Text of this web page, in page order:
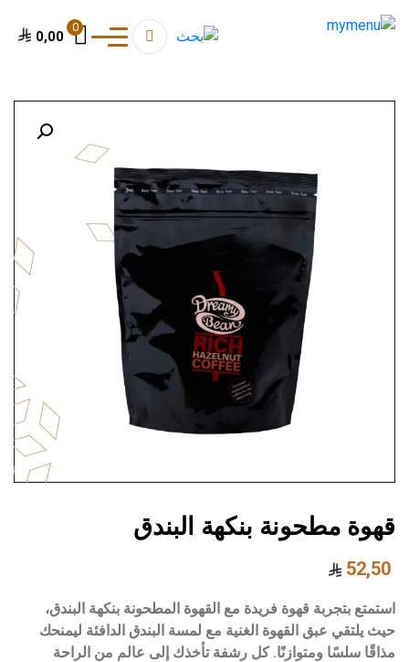
0,00
0
قهوة مطحونة بنكهة البندق
52,50
استمتع بتجربة قهوة فريدة مع القهوة المطحونة بنكهة البندق،
حيث يلتقي عبق القهوة الغنية مع لمسة البندق الدافئة ليمنحك
مذاقًا سلسًا ومتوازنًا. كل رشفة تأخذك إلى عالم من الراحة